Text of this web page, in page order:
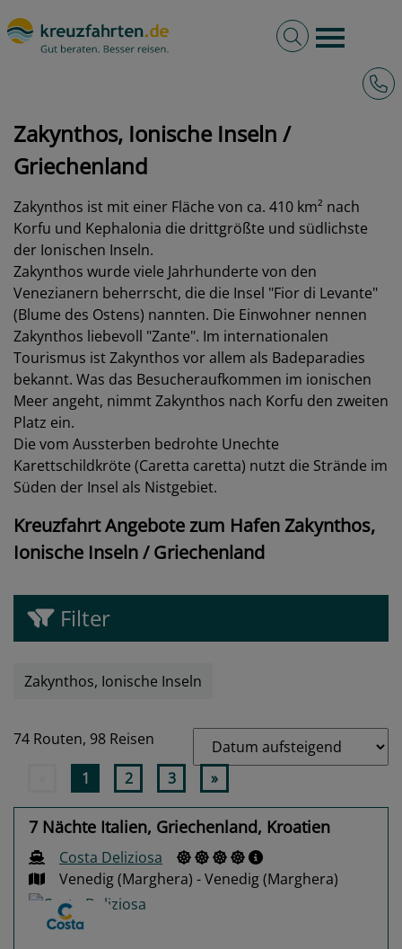
Burger
Volltextsuche
Zakynthos, Ionische Inseln /
Griechenland
Zakynthos ist mit einer Fläche von ca. 410 km² nach
Korfu und Kephalonia die drittgrößte und südlichste
der Ionischen Inseln.
Zakynthos wurde viele Jahrhunderte von den
Venezianern beherrscht, die die Insel "Fior di Levante"
(Blume des Ostens) nannten. Die Einwohner nennen
Zakynthos liebevoll "Zante". Im internationalen
Tourismus ist Zakynthos vor allem als Badeparadies
bekannt. Was das Besucheraufkommen im ionischen
Meer angeht, nimmt Zakynthos nach Korfu den zweiten
Platz ein.
Die vom Aussterben bedrohte Unechte
Karettschildkröte (Caretta caretta) nutzt die Strände im
Süden der Insel als Nistgebiet.
Kreuzfahrt Angebote zum Hafen Zakynthos,
Ionische Inseln / Griechenland
Filter
Zakynthos, Ionische Inseln
74 Routen, 98 Reisen
1 2 3 »
7 Nächte Italien, Griechenland, Kroatien
Costa Deliziosa
Venedig (Marghera) - Venedig (Marghera)